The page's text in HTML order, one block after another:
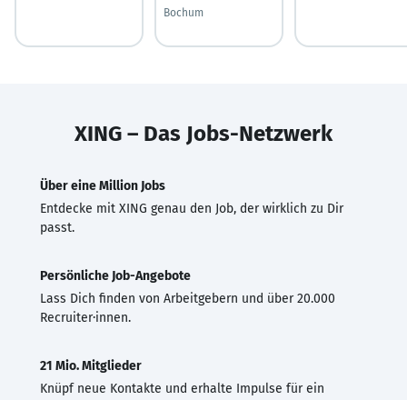
Bochum
XING – Das Jobs-Netzwerk
Über eine Million Jobs
Entdecke mit XING genau den Job, der wirklich zu Dir
passt.
Persönliche Job-Angebote
Lass Dich finden von Arbeitgebern und über 20.000
Recruiter·innen.
21 Mio. Mitglieder
Knüpf neue Kontakte und erhalte Impulse für ein